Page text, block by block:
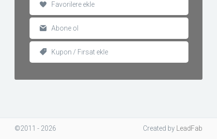
Favorilere ekle
Abone ol
Kupon / Fırsat ekle
©2011 - 2026 Created by LeadFab